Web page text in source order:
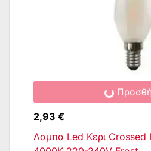
2,93 €
Λαμπα Led Κερι Crossed